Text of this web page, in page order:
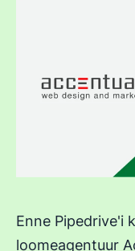
Enne Pipedrive'i
loomeagentuur